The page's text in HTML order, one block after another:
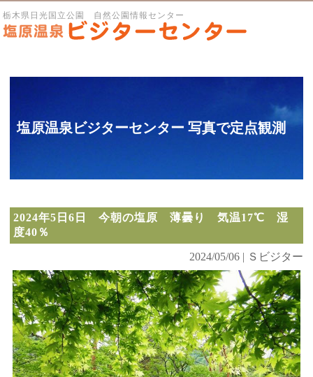
栃木県日光国立公園 自然公園情報センター
塩原温泉ビジターセンター 写真で定点観測
2024年5日6日 今朝の塩原 薄曇り 気温17℃ 湿
度40％
2024/05/06 | Ｓビジター